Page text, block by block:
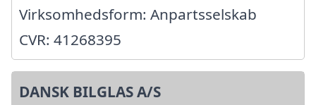
Virksomhedsform: Anpartsselskab
CVR: 41268395
DANSK BILGLAS A/S